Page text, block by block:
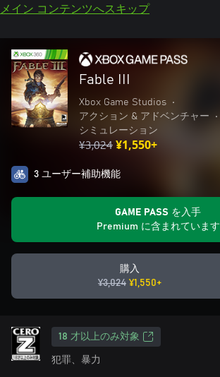
メイン コンテンツへスキップ
Fable III
Xbox Game Studios
•
アクション & アドベンチャー
•
シミュレーション
¥3,024¥1,550+
3 ユーザー補助機能
GAME PASS を入手
Premium に含まれています
購入
¥3,024 ¥1,550+
18 才以上のみ対象
犯罪、暴力